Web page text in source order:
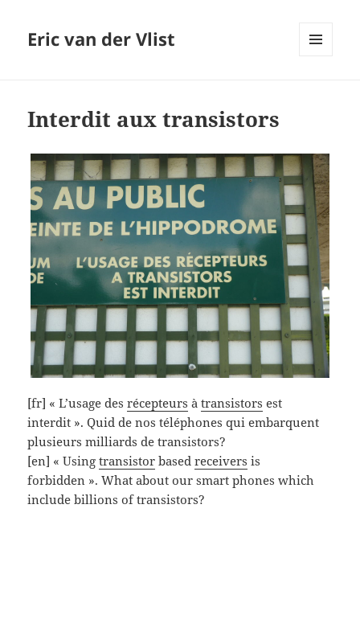
Eric van der Vlist
Interdit aux transistors
[fr] « L’usage desrécepteurs àtransistors est
interdit ». Quid de nos téléphones qui embarquent
plusieurs milliards de transistors?
[en] « Usingtransistor basedreceivers is
forbidden ». What about our smart phones which
include billions of transistors?